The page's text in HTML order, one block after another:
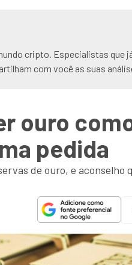
cripto. Especialistas que
com você as suas
ouro
pedida
de ouro, e aconselho